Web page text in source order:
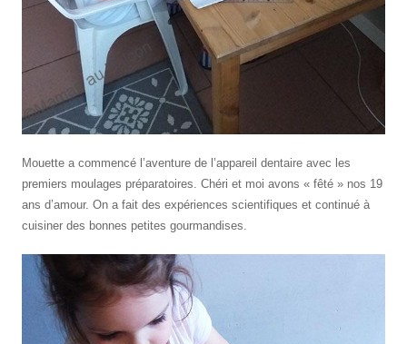
Mouette a commencé l’aventure de l’appareil dentaire avec les
premiers moulages préparatoires. Chéri et moi avons « fêté » nos 19
ans d’amour. On a fait des expériences scientifiques et continué à
cuisiner des bonnes petites gourmandises.